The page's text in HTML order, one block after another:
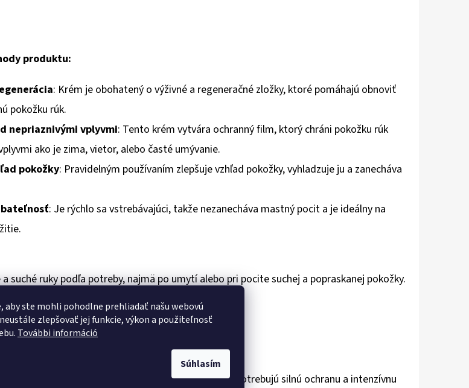
aby ste mohli pohodlne prehliadať našu webovú
zlepšovať jej funkcie, výkon a použiteľnosť
További információ
Súhlasím
produktu:
: Krém je obohatený o výživné a regeneračné zložky, ktoré pomáhajú obnoviť
pokožku rúk.
nepriaznivými vplyvmi: Tento krém vytvára ochranný film, ktorý chráni pokožku rúk
ako je zima, vietor, alebo časté umývanie.
pokožky: Pravidelným používaním zlepšuje vzhľad pokožky, vyhladzuje ju a zanecháva
: Je rýchlo sa vstrebávajúci, takže nezanecháva mastný pocit a je ideálny na
suché ruky podľa potreby, najmä po umytí alebo pri pocite suchej a popraskanej pokožky.
do pokožky, kým sa úplne nevstrebe.
Krém na Ruky je skvelou voľbou pre tých, ktorí potrebujú silnú ochranu a intenzívnu